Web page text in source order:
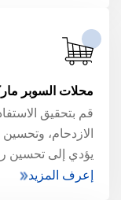
محلات السوبر
قم بتحقيق
الازدحام،
يؤدي إلى تحسين
إعرف المزيد